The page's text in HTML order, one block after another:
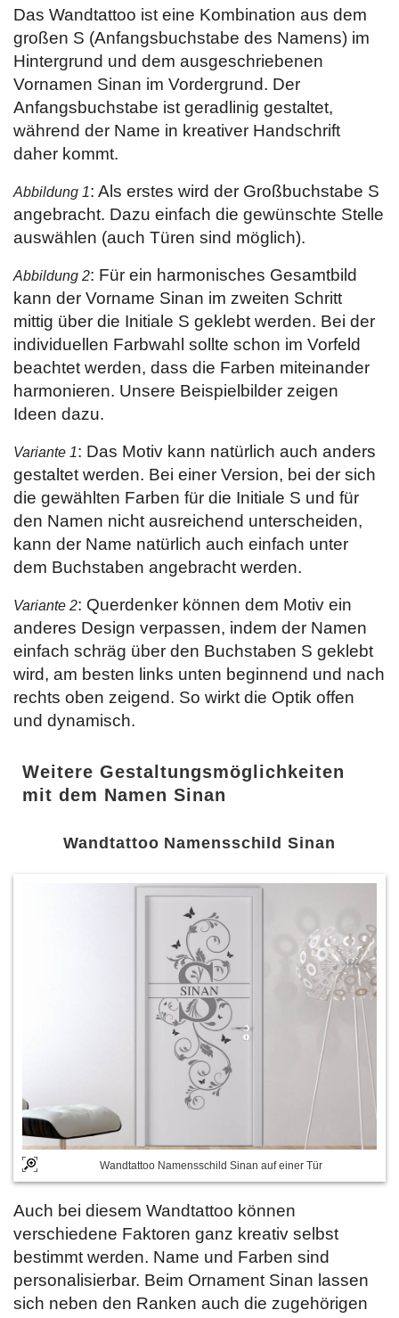
Das Wandtattoo ist eine Kombination aus dem
großen S (Anfangsbuchstabe des Namens) im
Hintergrund und dem ausgeschriebenen
Vornamen Sinan im Vordergrund. Der
Anfangsbuchstabe ist geradlinig gestaltet,
während der Name in kreativer Handschrift
daher kommt.
Abbildung 1: Als erstes wird der Großbuchstabe S
angebracht. Dazu einfach die gewünschte Stelle
auswählen (auch Türen sind möglich).
Abbildung 2: Für ein harmonisches Gesamtbild
kann der Vorname Sinan im zweiten Schritt
mittig über die Initiale S geklebt werden. Bei der
individuellen Farbwahl sollte schon im Vorfeld
beachtet werden, dass die Farben miteinander
harmonieren. Unsere Beispielbilder zeigen
Ideen dazu.
Variante 1: Das Motiv kann natürlich auch anders
gestaltet werden. Bei einer Version, bei der sich
die gewählten Farben für die Initiale S und für
den Namen nicht ausreichend unterscheiden,
kann der Name natürlich auch einfach unter
dem Buchstaben angebracht werden.
Variante 2: Querdenker können dem Motiv ein
anderes Design verpassen, indem der Namen
einfach schräg über den Buchstaben S geklebt
wird, am besten links unten beginnend und nach
rechts oben zeigend. So wirkt die Optik offen
und dynamisch.
Weitere Gestaltungsmöglichkeiten
mit dem Namen Sinan
Wandtattoo Namensschild Sinan
Wandtattoo Namensschild Sinan auf einer Tür
Auch bei diesem Wandtattoo können
verschiedene Faktoren ganz kreativ selbst
bestimmt werden. Name und Farben sind
personalisierbar. Beim Ornament Sinan lassen
sich neben den Ranken auch die zugehörigen